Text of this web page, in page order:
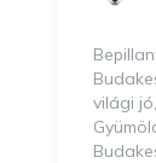
világi